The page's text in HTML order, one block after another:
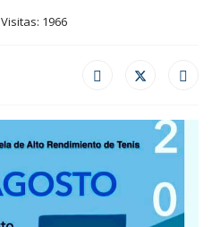
Visitas: 1966